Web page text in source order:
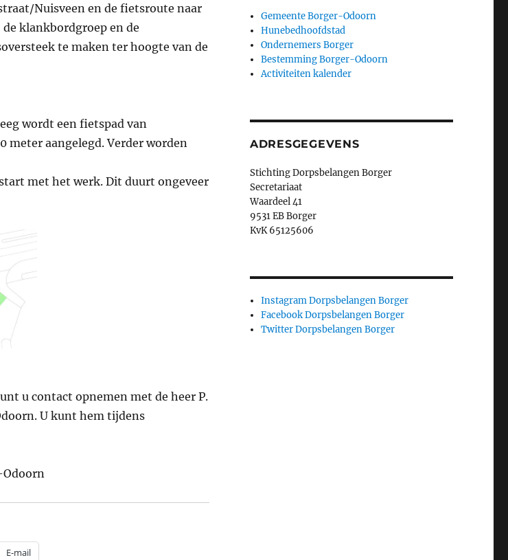
Nuisveen en de fietsroute naar
klankbordgroep en de
te maken ter hoogte van de
wordt een fietspad van
meter aangelegd. Verder worden
met het werk. Dit duurt ongeveer
u contact opnemen met de heer P.
U kunt hem tijdens
E-mail
Gemeente Borger-Odoorn
Hunebedhoofdstad
Ondernemers Borger
Bestemming Borger-Odoorn
Activiteiten kalender
ADRESGEGEVENS
Stichting Dorpsbelangen Borger
Secretariaat
Waardeel 41
9531 EB Borger
KvK 65125606
Instagram Dorpsbelangen Borger
Facebook Dorpsbelangen Borger
Twitter Dorpsbelangen Borger